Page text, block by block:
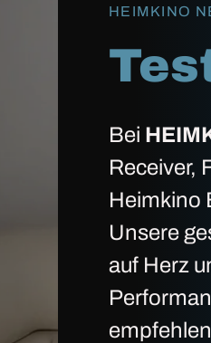
HEIMKINO
Bei
Receiver,
Heimkino
Unsere
auf Herz